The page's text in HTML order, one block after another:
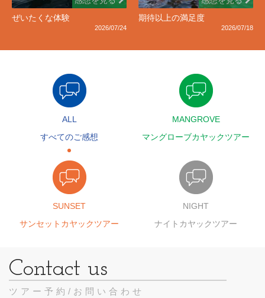
ぜいたくな体験
2026/07/24
期待以上の満足度
2026/07/18
ALL
すべてのご感想
MANGROVE
マングローブカヤックツアー
SUNSET
サンセットカヤックツアー
NIGHT
ナイトカヤックツアー
ツアー予約/お問い合わせ